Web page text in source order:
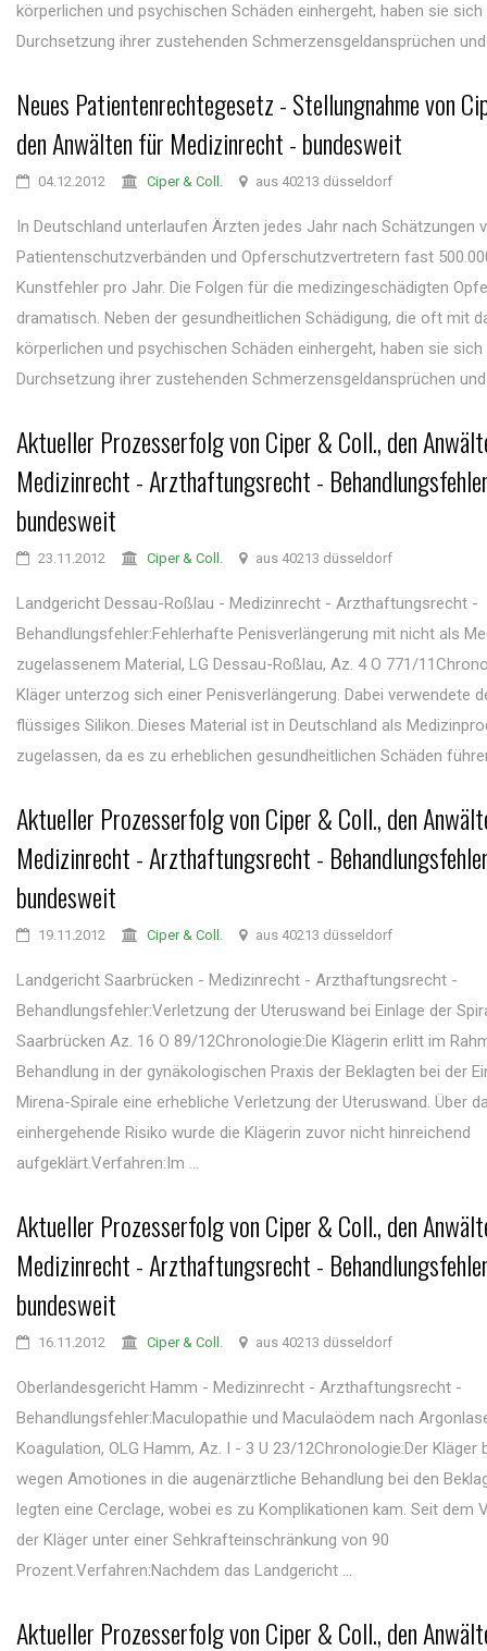
körperlichen und psychischen Schäden einhergeht, haben sie sich
Durchsetzung ihrer zustehenden Schmerzensgeldansprüchen und
Neues Patientenrechtegesetz - Stellungnahme von
den Anwälten für Medizinrecht - bundesweit
04.12.2012 Ciper & Coll. aus 40213 düsseldorf
In Deutschland unterlaufen Ärzten jedes Jahr nach Schätzungen
Patientenschutzverbänden und Opferschutzvertretern fast
Kunstfehler pro Jahr. Die Folgen für die medizingeschädigten
dramatisch. Neben der gesundheitlichen Schädigung, die oft mit
körperlichen und psychischen Schäden einhergeht, haben sie sich
Durchsetzung ihrer zustehenden Schmerzensgeldansprüchen und
Aktueller Prozesserfolg von Ciper & Coll., den
Medizinrecht - Arzthaftungsrecht -
bundesweit
23.11.2012 Ciper & Coll. aus 40213 düsseldorf
Landgericht Dessau-Roßlau - Medizinrecht - Arzthaftungsrecht -
Behandlungsfehler:Fehlerhafte Penisverlängerung mit nicht als
zugelassenem Material, LG Dessau-Roßlau, Az. 4 O 771/
Kläger unterzog sich einer Penisverlängerung. Dabei verwendete
flüssiges Silikon. Dieses Material ist in Deutschland als
zugelassen, da es zu erheblichen gesundheitlichen Schäden
Aktueller Prozesserfolg von Ciper & Coll., den
Medizinrecht - Arzthaftungsrecht -
bundesweit
19.11.2012 Ciper & Coll. aus 40213 düsseldorf
Landgericht Saarbrücken - Medizinrecht - Arzthaftungsrecht -
Behandlungsfehler:Verletzung der Uteruswand bei Einlage der
Saarbrücken Az. 16 O 89/12Chronologie:Die Klägerin erlitt im
Behandlung in der gynäkologischen Praxis der Beklagten bei der
Mirena-Spirale eine erhebliche Verletzung der Uteruswand. Über
einhergehende Risiko wurde die Klägerin zuvor nicht hinreichend
aufgeklärt.Verfahren:Im ...
Aktueller Prozesserfolg von Ciper & Coll., den
Medizinrecht - Arzthaftungsrecht -
bundesweit
16.11.2012 Ciper & Coll. aus 40213 düsseldorf
Oberlandesgericht Hamm - Medizinrecht - Arzthaftungsrecht -
Behandlungsfehler:Maculopathie und Maculaödem nach
Koagulation, OLG Hamm, Az. I - 3 U 23/12Chronologie:Der Kläger
wegen Amotiones in die augenärztliche Behandlung bei den
legten eine Cerclage, wobei es zu Komplikationen kam. Seit dem
der Kläger unter einer Sehkrafteinschränkung von 90
Prozent.Verfahren:Nachdem das Landgericht ...
Aktueller Prozesserfolg von Ciper & Coll., den